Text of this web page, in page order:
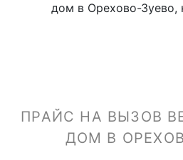
дом в Орехово-Зуево,
ПРАЙС НА ВЫЗОВ
ДОМ В